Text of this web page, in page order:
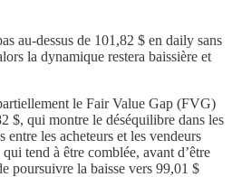
au-dessus de 101,82 $ en daily sans
la dynamique restera baissière et
le Fair Value Gap (FVG)
$, qui montre le déséquilibre dans les
entre les acheteurs et les vendeurs
tend à être comblée, avant d’être
poursuivre la baisse vers 99,01 $